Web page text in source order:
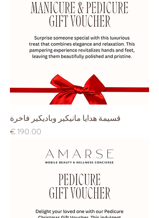
قسيمة هدايا مانيكير وباديكير فاخرة
السعر